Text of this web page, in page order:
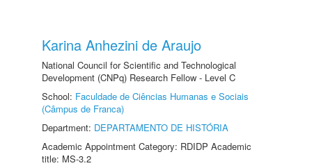
Karina Anhezini de Araujo
National Council for Scientific and Technological
Development (CNPq) Research Fellow - Level C
School: Faculdade de Ciências Humanas e Sociais
(Câmpus de Franca)
Department: DEPARTAMENTO DE HISTÓRIA
Academic Appointment Category: RDIDP Academic
title: MS-3.2